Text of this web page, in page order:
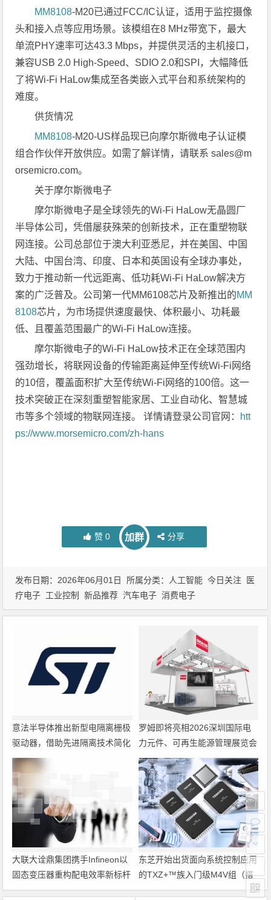
MM8108-M20已通过FCC/IC认证，适用于监控摄像
头和接入点等应用场景。该模组在8 MHz带宽下，最大
单流PHY速率可达43.3 Mbps，并提供灵活的主机接口，
兼容USB 2.0 High-Speed、SDIO 2.0和SPI，大幅降低
了将Wi-Fi HaLow集成至各类嵌入式平台和系统架构的
难度。
供货情况
MM8108-M20-US样品现已向摩尔斯微电子认证模
组合作伙伴开放供应。如需了解详情，请联系 sales@m
orsemicro.com。
关于摩尔斯微电子
摩尔斯微电子是全球领先的Wi-Fi HaLow无晶圆厂
半导体公司，凭借屡获殊荣的创新技术，正在重塑物联
网连接。公司总部位于澳大利亚悉尼，并在美国、中国
大陆、中国台湾、印度、日本和英国设有全球办事处，
致力于推动新一代远距离、低功耗Wi-Fi HaLow解决方
案的广泛普及。公司第一代MM6108芯片及新推出的MM
8108芯片，为市场提供速度最快、体积最小、功耗最
低、且覆盖范围最广的Wi-Fi HaLow连接。
摩尔斯微电子的Wi-Fi HaLow技术正在全球范围内
强劲增长，将联网设备的传输距离延伸至传统Wi-Fi网络
的10倍，覆盖面积扩大至传统Wi-Fi网络的100倍。这一
技术突破正在深刻重塑智能家居、工业自动化、智慧城
市等多个领域的物联网连接。 详情请登录公司官网： htt
ps://www.morsemicro.com/zh-hans
赞 0 加群 分享
发布日期：2026年06月01日 所属分类： 人工智能 今日关注
医
疗电子 工业控制 新品推荐 汽车电子 消费电子
意法半导体推出新型电隔离栅极
驱动器，借助先进隔离技术简化
电源设计
罗姆即将亮相2026深圳国际电
力元件、可再生能源管理展览会
暨研讨会
大联大诠鼎集团携手Infineon以
固态变压器重构配电效率新标杆
东芝开始出货面向系统控制应用
的TXZ+™族入门级M4V组（搭
载Arm Cortex‑M4内核的标准微